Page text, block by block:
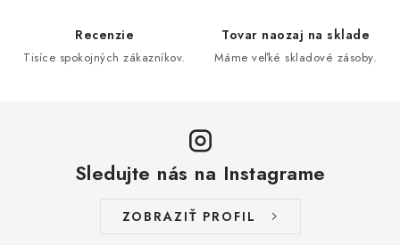
Recenzie
Tisíce spokojných zákazníkov.
Tovar naozaj na sklade
Máme veľké skladové zásoby.
Sledujte nás na Instagrame
ZOBRAZIŤ PROFIL